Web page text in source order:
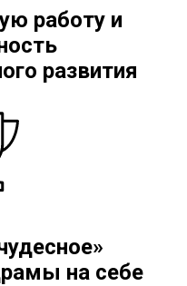
работу и
развития
на себе